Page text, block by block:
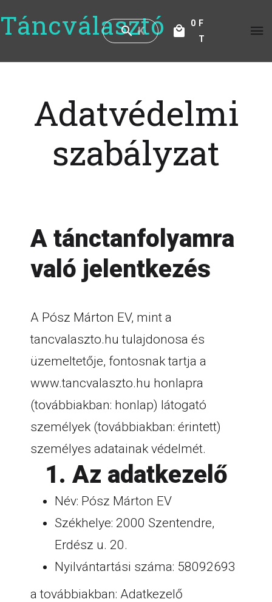
Táncválasztó
F
T
0
Adatvédelmi
szabályzat
A tánctanfolyamra
való jelentkezés
A Pósz Márton EV, mint a
tancvalaszto.hu tulajdonosa és
üzemeltetője, fontosnak tartja a
www.tancvalaszto.hu honlapra
(továbbiakban: honlap) látogató
személyek (továbbiakban: érintett)
személyes adatainak védelmét.
1. Az adatkezelő
Név: Pósz Márton EV
Székhelye: 2000 Szentendre,
Erdész u. 20.
Nyilvántartási száma: 58092693
a továbbiakban: Adatkezelő